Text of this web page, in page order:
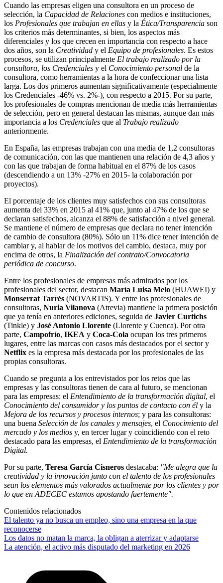
Cuando las empresas eligen una consultora en un proceso de
selección, la Capacidad de Relaciones con medios e instituciones,
los Profesionales que trabajan en ellas y la Ética/Transparencia son
los criterios más determinantes, si bien, los aspectos más
diferenciales y los que crecen en importancia con respecto a hace
dos años, son la Creatividad y el Equipo de profesionales. Es estos
procesos, se utilizan principalmente El trabajo realizado por la
consultora, los Credenciales y el Conocimiento personal de la
consultora, como herramientas a la hora de confeccionar una lista
larga. Los dos primeros aumentan significativamente (especialmente
los Credenciales -46% vs. 2%-), con respecto a 2015. Por su parte,
los profesionales de compras mencionan de media más herramientas
de selección, pero en general destacan las mismas, aunque dan más
importancia a los Credenciales que al Trabajo realizado
anteriormente.
En España, las empresas trabajan con una media de 1,2 consultoras
de comunicación, con las que mantienen una relación de 4,3 años y
con las que trabajan de forma habitual en el 87% de los casos
(descendiendo a un 13% -27% en 2015- la colaboración por
proyectos).
El porcentaje de los clientes muy satisfechos con sus consultoras
aumenta del 33% en 2015 al 41% que, junto al 47% de los que se
declaran satisfechos, alcanza el 88% de satisfacción a nivel general.
Se mantiene el número de empresas que declara no tener intención
de cambio de consultora (80%). Sólo un 11% dice tener intención de
cambiar y, al hablar de los motivos del cambio, destaca, muy por
encima de otros, la Finalización del contrato/Convocatoria
periódica de concurso.
Entre los profesionales de empresas más admirados por los
profesionales del sector, destacan María Luisa Melo (HUAWEI) y
Monserrat Tarrés (NOVARTIS). Y entre los profesionales de
consultoras, Nuria Vilanova (Atrevia) mantiene la primera posición
que ya tenía en anteriores ediciones, seguida de Javier Curtichs
(Tinkle) y José Antonio Llorente (Llorente y Cuenca). Por otra
parte, Campofrío, IKEA y Coca-Cola ocupan los tres primeros
lugares, entre las marcas con casos más destacados por el sector y
Netflix es la empresa más destacada por los profesionales de las
propias consultoras.
Cuando se pregunta a los entrevistados por los retos que las
empresas y las consultoras tienen de cara al futuro, se mencionan
para las empresas: el Entendimiento de la transformación digital, el
Conocimiento del consumidor y los puntos de contacto con él y la
Mejora de los recursos y procesos internos; y para las consultoras:
una buena Selección de los canales y mensajes, el Conocimiento del
mercado y los medios y, en tercer lugar y coincidiendo con el reto
destacado para las empresas, el Entendimiento de la transformación
Digital.
Por su parte, Teresa García Cisneros destacaba: "Me alegra que la
creatividad y la innovación junto con el talento de los profesionales
sean los elementos más valorados actualmente por los clientes y por
lo que en ADECEC estamos apostando fuertemente".
Contenidos relacionados
El talento ya no busca un empleo, sino una empresa en la que
reconocerse
Los datos no matan la marca, la obligan a aterrizar y adaptarse
La atención, el activo más disputado del marketing en 2026